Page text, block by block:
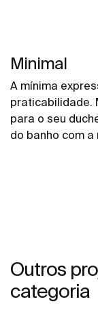
Minimal
A mínima
praticabilidade.
para o seu
do banho com a
Outros
categoria